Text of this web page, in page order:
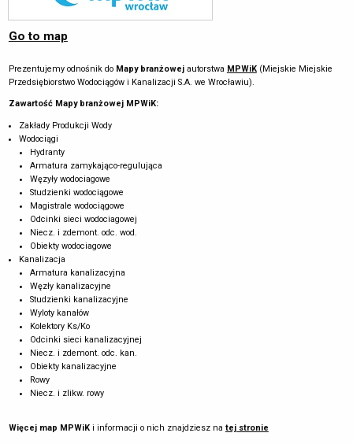
Go to map
Prezentujemy odnośnik do Mapy branżowejautorstwa MPWiK(Miejskie Miejskie
Przedsiębiorstwo Wodociągów i Kanalizacji S.A. we Wrocławiu).
Zawartość Mapy branżowej MPWiK:
Zakłady Produkcji Wody
Wodociągi
Hydranty
Armatura zamykająco-regulująca
Węzyły wodociagowe
Studzienki wodociągowe
Magistrale wodociągowe
Odcinki sieci wodociagowej
Niecz. i zdemont. odc. wod.
Obiekty wodociagowe
Kanalizacja
Armatura kanalizacyjna
Węzły kanalizacyjne
Studzienki kanalizacyjne
Wyloty kanałów
Kolektory Ks/Ko
Odcinki sieci kanalizacyjnej
Niecz. i zdemont. odc. kan.
Obiekty kanalizacyjne
Rowy
Niecz. i zlikw. rowy
Więcej map MPWiKi informacji o nich znajdziesz na tej stronie